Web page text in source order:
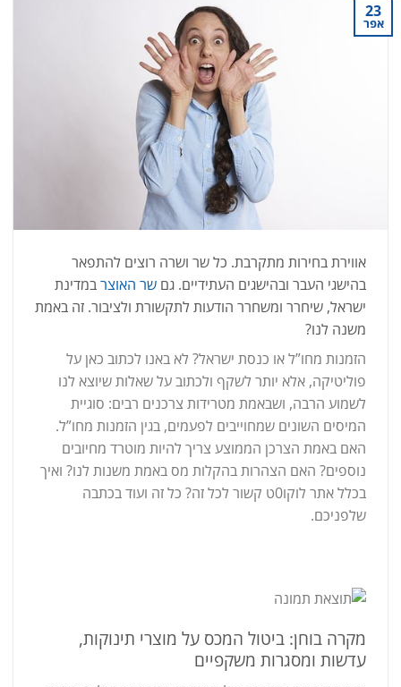
23
אפר
אווירת בחירות מתקרבת. כל שר ושרה רוצים להתפאר
בהישגי העבר ובהישגים העתידיים. גם שר האוצרבמדינת
ישראל, שיחרר ומשחרר הודעות לתקשורת ולציבור. זה באמת
משנה לנו?
הזמנות מחו”ל או כנסת ישראל? לא באנו לכתוב כאן על
פוליטיקה, אלא יותר לשקף ולכתוב על שאלות שיוצא לנו
לשמוע הרבה, ושבאמת מטרידות צרכנים רבים: סוגיית
המיסים השונים שמחוייבים לפעמים, בגין הזמנות מחו”ל.
האם באמת הצרכן הממוצע צריך להיות מוטרד מחיובים
נוספים? האם הצהרות בהקלות מס באמת משנות לנו? ואיך
בכלל אתר לוקו0ט קשור לכל זה? כל זה ועוד בכתבה
שלפניכם.
מקרה בוחן: ביטול המכס על מוצרי תינוקות,
עדשות ומסגרות משקפיים